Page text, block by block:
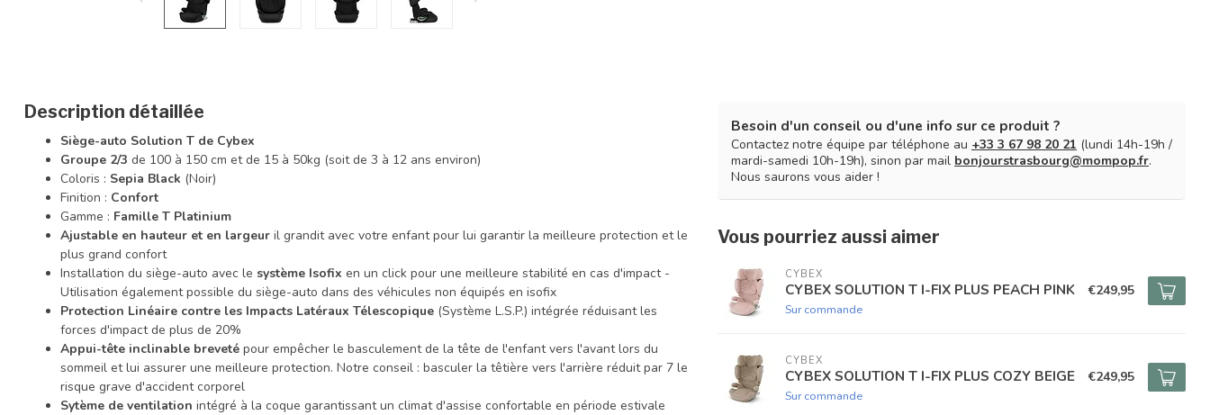
Description détaillée
Siège-auto Solution T de Cybex
Groupe 2/3 de 100 à 150 cm et de 15 à 50kg (soit de 3 à 12 ans environ)
Coloris : Sepia Black (Noir)
Finition : Confort
Gamme : Famille T Platinium
Ajustable en hauteur et en largeur il grandit avec votre enfant pour lui garantir la meilleure protection et le
plus grand confort
Installation du siège-auto avec le système Isofix en un click pour une meilleure stabilité en cas d'impact -
Utilisation également possible du siège-auto dans des véhicules non équipés en isofix
Protection Linéaire contre les Impacts Latéraux Télescopique (Système L.S.P.) intégrée réduisant les
forces d'impact de plus de 20%
Appui-tête inclinable breveté pour empêcher le basculement de la tête de l'enfant vers l'avant lors du
sommeil et lui assurer une meilleure protection. Notre conseil : basculer la têtière vers l'arrière réduit par 7 le
risque grave d'accident corporel
Sytème de ventilation intégré à la coque garantissant un climat d'assise confortable en période estivale
Besoin d'un conseil ou d'une info sur ce produit ?
Contactez notre équipe par téléphone au +33 3 67 98 20 21 (lundi 14h-19h /
mardi-samedi 10h-19h), sinon par mail bonjourstrasbourg@mompop.fr.
Nous saurons vous aider !
Vous pourriez aussi aimer
CYBEX
CYBEX SOLUTION T I-FIX PLUS PEACH PINK
Sur commande
€249,95
CYBEX
CYBEX SOLUTION T I-FIX PLUS COZY BEIGE
Sur commande
€249,95